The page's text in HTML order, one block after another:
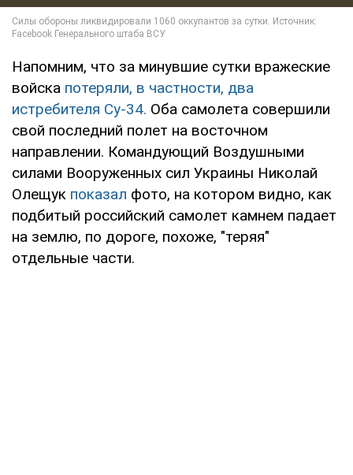
Напомним, что за минувшие сутки вражеские
войска потеряли, в частности, два
истребителя Су-34. Оба самолета совершили
свой последний полет на восточном
направлении. Командующий Воздушными
силами Вооруженных сил Украины Николай
Олещук показал фото, на котором видно, как
подбитый российский самолет камнем падает
на землю, по дороге, похоже, "теряя"
отдельные части.